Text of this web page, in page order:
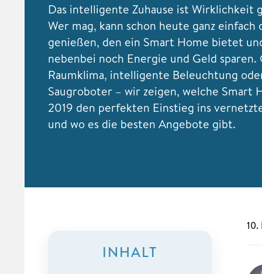
Das intelligente Zuhause ist Wirklichkeit
Wer mag, kann schon heute ganz
genießen, den ein Smart Home bietet
nebenbei noch Energie und Geld sparen.
Raumklima, intelligente Beleuchtung
Saugroboter – wir zeigen, welche Smart
2019 den perfekten Einstieg ins
und wo es die besten Angebote gibt.
INHALT
10.